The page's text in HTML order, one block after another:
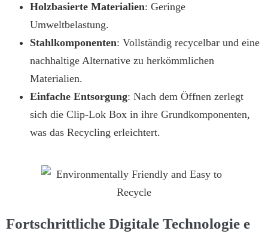
Holzbasierte Materialien: Geringe
Umweltbelastung.
Stahlkomponenten: Vollständig recycelbar und eine
nachhaltige Alternative zu herkömmlichen
Materialien.
Einfache Entsorgung: Nach dem Öffnen zerlegt
sich die Clip-Lok Box in ihre Grundkomponenten,
was das Recycling erleichtert.
Fortschrittliche Digitale Technologie e